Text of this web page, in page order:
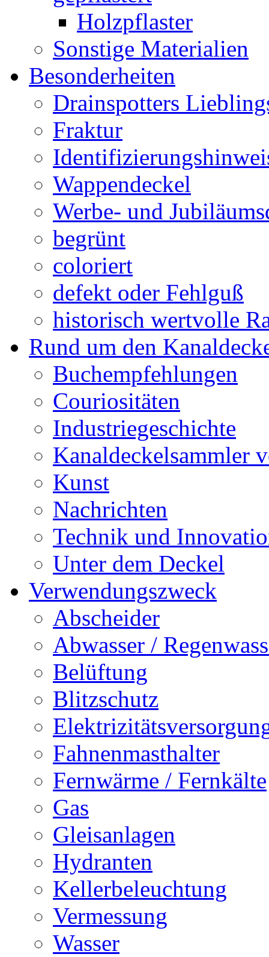
Holzpflaster
Sonstige Materialien
Besonderheiten
Drainspotters
Fraktur
Wappendeckel
Werbe- und
begrünt
coloriert
defekt oder Fehlguß
historisch wertvolle
Rund um den
Buchempfehlungen
Couriositäten
Industriegeschichte
Kanaldeckelsammler
Kunst
Nachrichten
Technik und
Unter dem Deckel
Verwendungszweck
Abscheider
Abwasser /
Belüftung
Blitzschutz
Fahnenmasthalter
Fernwärme / Fernkälte
Gas
Gleisanlagen
Hydranten
Kellerbeleuchtung
Vermessung
Wasser